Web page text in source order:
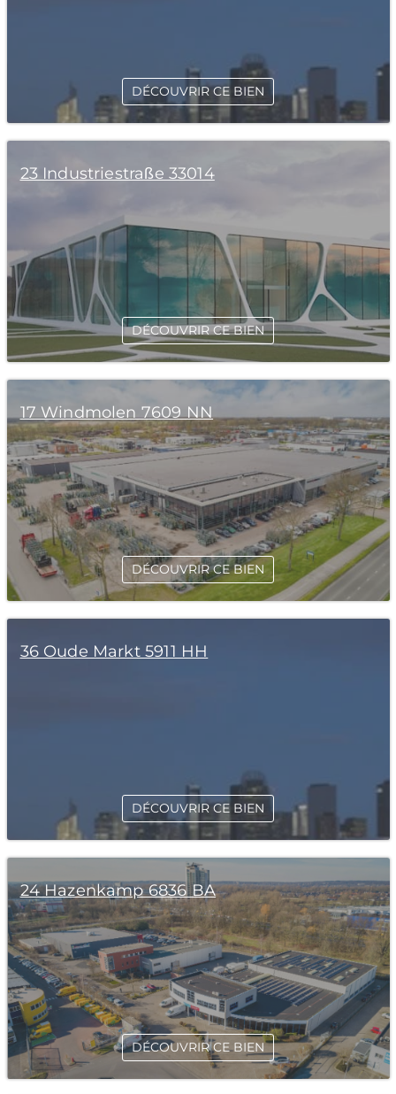
DÉCOUVRIR CE BIEN
23 Industriestraße 33014
DÉCOUVRIR CE BIEN
17 Windmolen 7609 NN
DÉCOUVRIR CE BIEN
36 Oude Markt 5911 HH
DÉCOUVRIR CE BIEN
24 Hazenkamp 6836 BA
DÉCOUVRIR CE BIEN